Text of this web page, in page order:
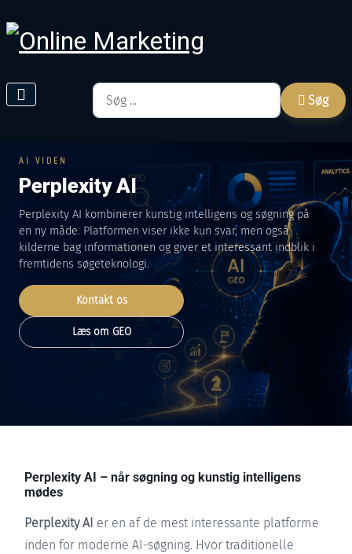
Søg
Søg
AI VIDEN
Perplexity AI
Perplexity AI kombinerer kunstig intelligens og søgning på
en ny måde. Platformen viser ikke kun svar, men også
kilderne bag informationen og giver et interessant indblik i
fremtidens søgeteknologi.
Kontakt os
Læs om GEO
Perplexity AI – når søgning og kunstig intelligens
mødes
Perplexity AI er en af de mest interessante platforme
inden for moderne AI-søgning. Hvor traditionelle